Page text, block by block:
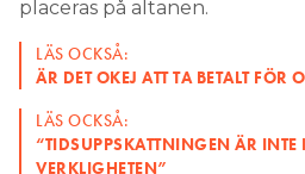
placeras på altanen.
LÄS OCKSÅ:
ÄR DET OKEJ ATT TA BETALT FÖR
LÄS OCKSÅ:
“TIDSUPPSKATTNINGEN ÄR INTE
VERKLIGHETEN”